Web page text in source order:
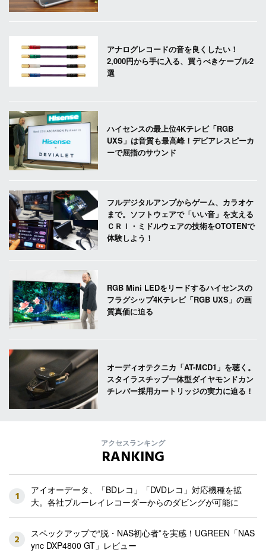
アナログレコードの音を良くしたい！
2,000円から手に入る、買うべきケーブル2
選
ハイセンスの最上位4Kテレビ「RGB
UXS」は音質も最高峰！デビアレスピーカ
ーで屈指のサウンド
フルデジタルアンプからゲーム、カラオケ
まで。ソフトウェアで「いい音」を支える
ＣＲＩ・ミドルウェアの技術をOTOTENで
体験しよう！
RGB Mini LEDをリードするハイセンスの
フラグシップ4Kテレビ「RGB UXS」の画
質真価に迫る
オーディオテクニカ「AT-MCD1」を聴く。
スタイラスチップ一体型ダイヤモンドカン
チレバー採用カートリッジの実力に迫る！
アクセスランキング
RANKING
1
アイオーデータ、「BDレコ」「DVDレコ」対応機種を拡
大。各社ブルーレイレコーダーからのダビングが可能に
2
スペックアップで“脱・NAS初心者”を実感！UGREEN「NAS
ync DXP4800 GT」レビュー